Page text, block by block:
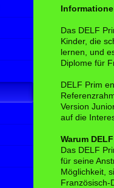
Das DELF
Kinder, die
lernen, und
Diplome für
DELF Prim
Version
auf die
Warum DELF
Das DELF
für seine
Möglichkeit,
Französisch-